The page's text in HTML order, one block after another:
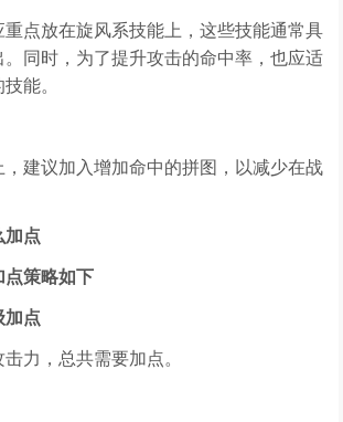
点放在旋风系技能上，这些技能通常具
同时，为了提升攻击的命中率，也应适
能。
建议加入增加命中的拼图，以减少在战
加点
点策略如下
加点
力，总共需要加点。